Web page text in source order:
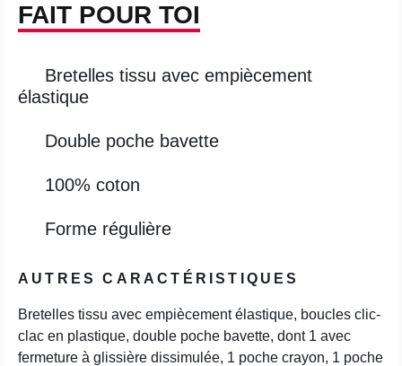
FAIT POUR TOI
Bretelles tissu avec empiècement
élastique
Double poche bavette
100% coton
Forme régulière
AUTRES CARACTÉRISTIQUES
Bretelles tissu avec empiècement élastique, boucles clic-
clac en plastique, double poche bavette, dont 1 avec
fermeture à glissière dissimulée, 1 poche crayon, 1 poche